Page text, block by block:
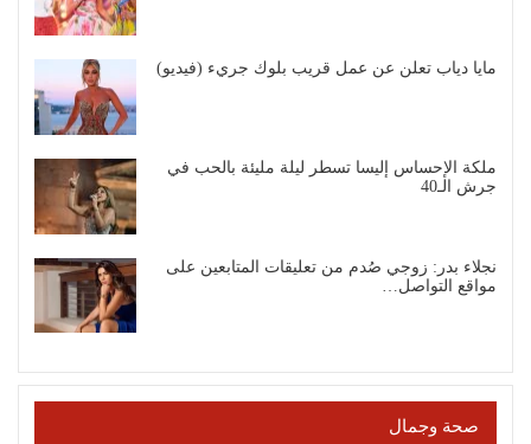
مايا دياب تعلن عن عمل قريب بلوك جريء (فيديو)
ملكة الإحساس إليسا تسطر ليلة مليئة بالحب في
جرش الـ40
نجلاء بدر: زوجي صُدم من تعليقات المتابعين على
مواقع التواصل…
صحة وجمال